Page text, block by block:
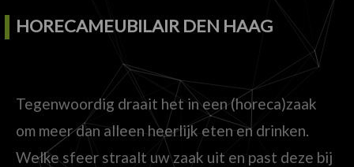
HORECAMEUBILAIR DEN HAAG
Tegenwoordig draait het in een (horeca)zaak
om meer dan alleen heerlijk eten en drinken.
Welke sfeer straalt uw zaak uit en past deze bij